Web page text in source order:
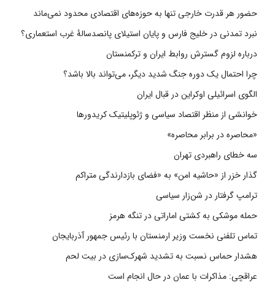
حضور هر قدرت خارجی تنها به حوزه‌های اقتصادی محدود نمی‌ماند
نبرد تمدنی در خلیج فارس و پایان استیلای پانصدسالۀ غرب استعماری؟
درباره لزوم گسترش روابط ایران و ترکمنستان
چرا احتمال یک دوره جنگ شدید دیگر، می‌تواند بالا باشد؟
الگوی اسرائیلی اوکراین در قبال ایران
خوانشی از منظر اقتصاد سیاسی و ژئوپلیتیک کریدورها
«محاصره در برابر محاصره»
سه خطای راهبردی تهران
گذار خزر از «حاشیه امن» به «فضای بازدارندگی متراکم
ترامپ گرفتار در شن‌زار سیاسی
حمله موشکی به کشتی اماراتی در تنگه هرمز
تماس تلفنی نخست وزیر ارمنستان با رئیس جمهور آذربایجان
هشدار حماس نسبت به تشدید شهرک‌سازی در بیت‌ لحم
عراقچی: مذاکرات با عمان در حال انجام است